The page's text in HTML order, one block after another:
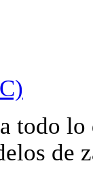
todo lo
de